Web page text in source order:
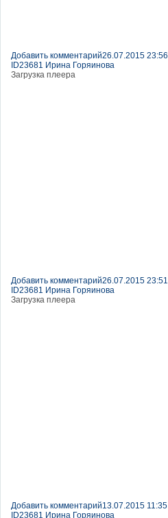
Добавить комментарий26.07.2015 23:56
ID23681 Ирина Горяинова
Загрузка плеера
Добавить комментарий26.07.2015 23:51
ID23681 Ирина Горяинова
Загрузка плеера
Добавить комментарий13.07.2015 11:35
ID23681 Ирина Горяинова